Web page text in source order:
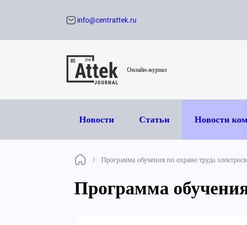
info@centrattek.ru
Онлайн-журнал
Новости Статьи Новости
Программа обучения по охране труда
Программа